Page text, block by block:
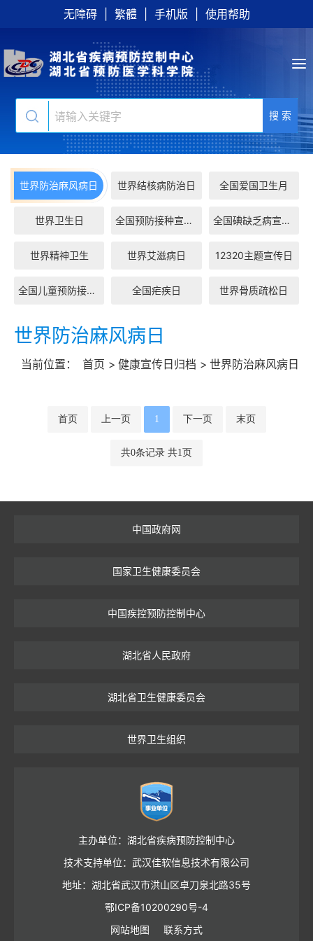
无障碍 繁體 手机版 使用帮助
搜 索
世界防治麻风病日 世界结核病防治日 全国爱国卫生月
世界卫生日 全国预防接种宣传... 全国碘缺乏病宣传...
世界精神卫生 世界艾滋病日 12320主题宣传日
全国儿童预防接种... 全国疟疾日 世界骨质疏松日
世界防治麻风病日
当前位置： 首页 > 健康宣传日归档 > 世界防治麻风病日
首页 上一页 1 下一页 末页
共0条记录 共1页
中国政府网
国家卫生健康委员会
中国疾控预防控制中心
湖北省人民政府
湖北省卫生健康委员会
世界卫生组织
主办单位：湖北省疾病预防控制中心
技术支持单位：武汉佳软信息技术有限公司
地址：湖北省武汉市洪山区卓刀泉北路35号
鄂ICP备10200290号-4
网站地图
联系方式